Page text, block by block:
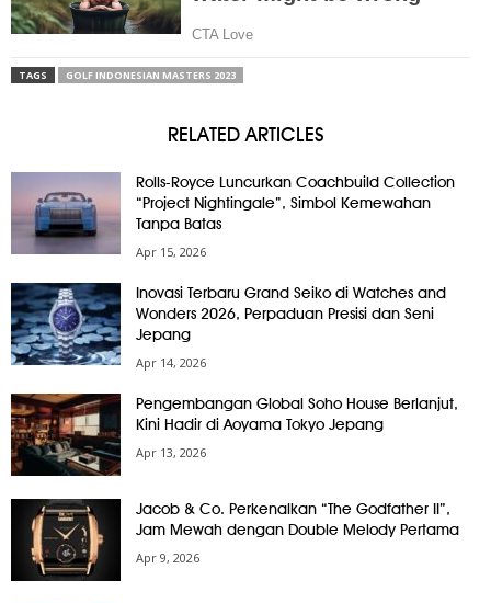
TAGS GOLF INDONESIAN MASTERS 2023
RELATED ARTICLES
Rolls-Royce Luncurkan Coachbuild Collection
“Project Nightingale”, Simbol Kemewahan
Tanpa Batas
Apr 15, 2026
Inovasi Terbaru Grand Seiko di Watches and
Wonders 2026, Perpaduan Presisi dan Seni
Jepang
Apr 14, 2026
Pengembangan Global Soho House Berlanjut,
Kini Hadir di Aoyama Tokyo Jepang
Apr 13, 2026
Jacob & Co. Perkenalkan “The Godfather II”,
Jam Mewah dengan Double Melody Pertama
Apr 9, 2026